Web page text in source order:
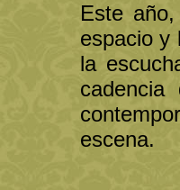
Este
espacio y
la
escena.